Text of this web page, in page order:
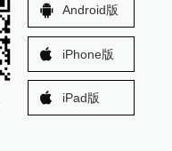
Android版
iPhone版
iPad版